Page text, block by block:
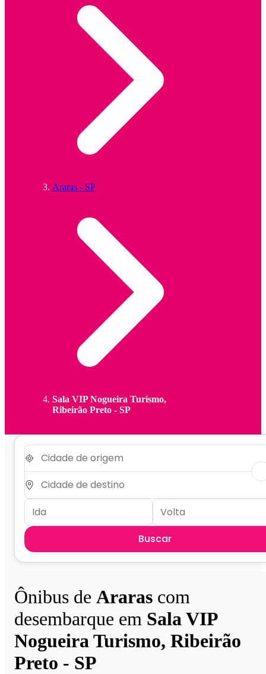
Araras - SP
Sala VIP Nogueira Turismo,
Ribeirão Preto - SP
Buscar
Ônibus de Araras com
desembarque em Sala VIP
Nogueira Turismo, Ribeirão
Preto - SP